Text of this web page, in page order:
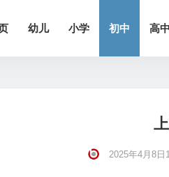
幼儿 小学 初中 高中
2025年4月8日